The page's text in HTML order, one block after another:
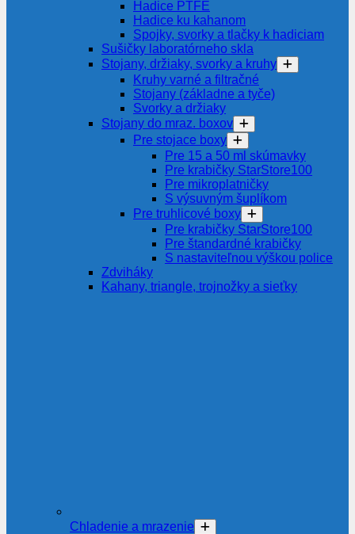
Hadice PTFE
Hadice ku kahanom
Spojky, svorky a tlačky k hadiciam
Sušičky laboratórneho skla
Stojany, držiaky, svorky a kruhy
Kruhy varné a filtračné
Stojany (základne a tyče)
Svorky a držiaky
Stojany do mraz. boxov
Pre stojace boxy
Pre 15 a 50 ml skúmavky
Pre krabičky StarStore100
Pre mikroplatničky
S výsuvným šuplíkom
Pre truhlicové boxy
Pre krabičky StarStore100
Pre štandardné krabičky
S nastaviteľnou výškou police
Zdviháky
Kahany, triangle, trojnožky a sieťky
Chladenie a mrazenie